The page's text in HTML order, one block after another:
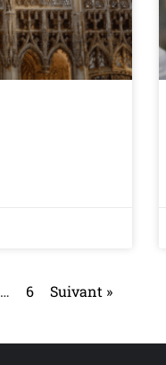
… 6 Suivant »